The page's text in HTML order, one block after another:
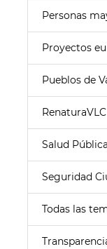
Personas
Proyectos
Pueblos de
RenaturaVLC
Salud Pública
Seguridad
Todas las